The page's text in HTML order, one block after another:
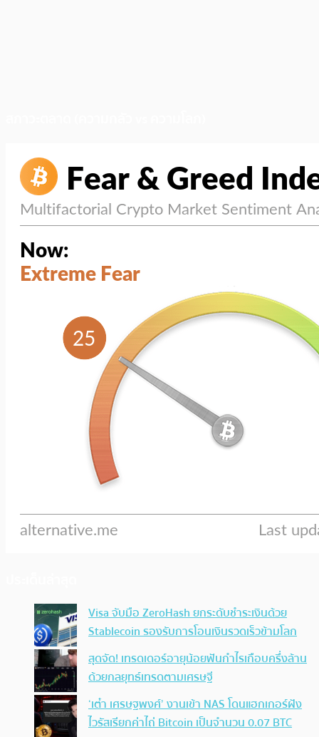
Visa จับมือ ZeroHash ยกระดับชำระเงินด้วย
Stablecoin รองรับการโอนเงินรวดเร็วข้ามโลก
สุดจัด! เทรดเดอร์อายุน้อยฟันกำไรเกือบครึ่งล้าน
ด้วยกลยุทธ์เทรดตามเศรษฐี
‘เต๋า เศรษฐพงศ์’ งานเข้า NAS โดนแฮกเกอร์ฝัง
ไวรัสเรียกค่าไถ่ Bitcoin เป็นจำนวน 0.07 BTC